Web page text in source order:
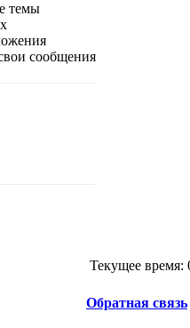
темы
сообщения
Текущее время:
Обратная связь